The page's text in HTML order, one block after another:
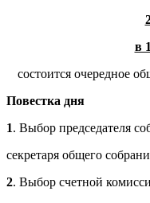
в
состоится очередное
Повестка дня
1. Выбор председателя
секретаря общего
2. Выбор счетной